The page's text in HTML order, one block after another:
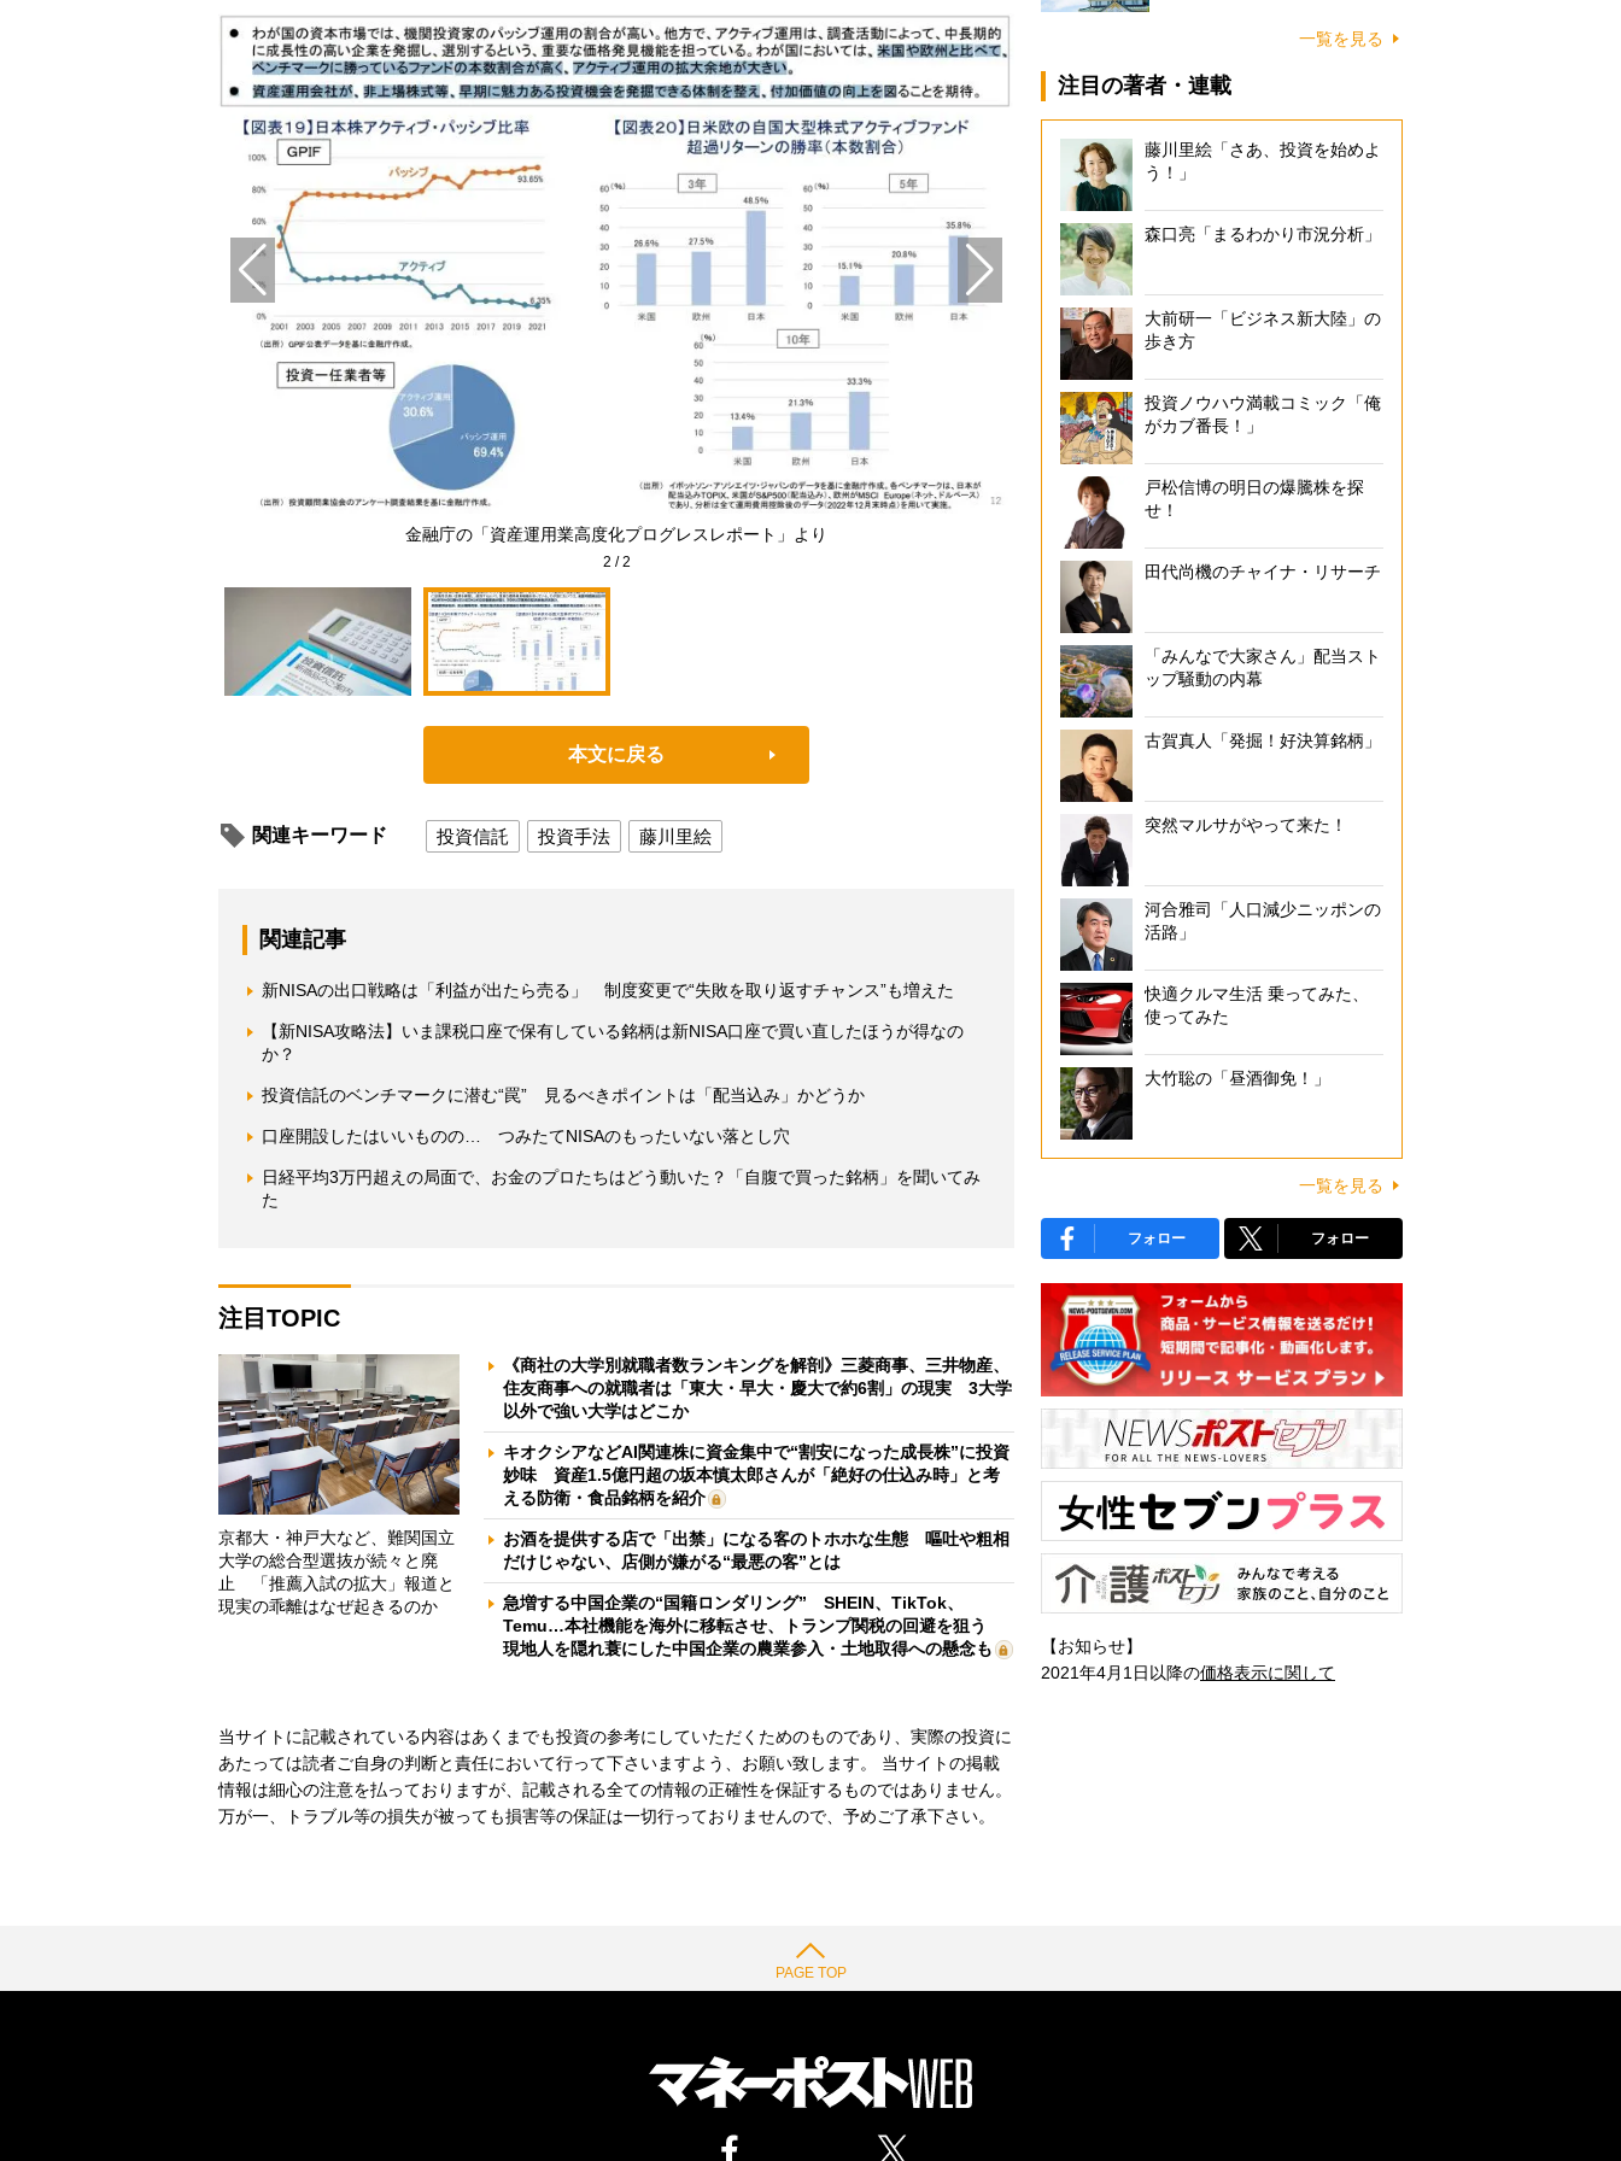
金融庁の「資産運用業高度化プログレスレポート」より
2 /2
本文に戻る
関連キーワード 投資信託 投資手法 藤川里絵
関連記事
新NISAの出口戦略は「利益が出たら売る」 制度変更で“失敗を取り返すチャンス”も増えた
【新NISA攻略法】いま課税口座で保有している銘柄は新NISA口座で買い直したほうが得なの
か？
投資信託のベンチマークに潜む“罠” 見るべきポイントは「配当込み」かどうか
口座開設したはいいものの… つみたてNISAのもったいない落とし穴
日経平均3万円超えの局面で、お金のプロたちはどう動いた？「自腹で買った銘柄」を聞いてみ
た
注目TOPIC
京都大・神戸大など、難関国立
大学の総合型選抜が続々と廃
止 「推薦入試の拡大」報道と
現実の乖離はなぜ起きるのか
《商社の大学別就職者数ランキングを解剖》三菱商事、三井物産、
住友商事への就職者は「東大・早大・慶大で約6割」の現実 3大学
以外で強い大学はどこか
キオクシアなどAI関連株に資金集中で“割安になった成長株”に投資
妙味 資産1.5億円超の坂本慎太郎さんが「絶好の仕込み時」と考
える防衛・食品銘柄を紹介
お酒を提供する店で「出禁」になる客のトホホな生態 嘔吐や粗相
だけじゃない、店側が嫌がる“最悪の客”とは
急増する中国企業の“国籍ロンダリング” SHEIN、TikTok、
Temu…本社機能を海外に移転させ、トランプ関税の回避を狙う
現地人を隠れ蓑にした中国企業の農業参入・土地取得への懸念も
当サイトに記載されている内容はあくまでも投資の参考にしていただくためのものであり、実際の投資に
あたっては読者ご自身の判断と責任において行って下さいますよう、お願い致します。 当サイトの掲載
情報は細心の注意を払っておりますが、記載される全ての情報の正確性を保証するものではありません。
万が一、トラブル等の損失が被っても損害等の保証は一切行っておりませんので、予めご了承下さい。
一覧を見る
注目の著者・連載
藤川里絵「さあ、投資を始めよ
う！」
森口亮「まるわかり市況分析」
大前研一「ビジネス新大陸」の
歩き方
投資ノウハウ満載コミック「俺
がカブ番長！」
戸松信博の明日の爆騰株を探
せ！
田代尚機のチャイナ・リサーチ
「みんなで大家さん」配当スト
ップ騒動の内幕
古賀真人「発掘！好決算銘柄」
突然マルサがやって来た！
河合雅司「人口減少ニッポンの
活路」
快適クルマ生活 乗ってみた、
使ってみた
大竹聡の「昼酒御免！」
一覧を見る
フォロー フォロー
【お知らせ】
2021年4月1日以降の価格表示に関して
PAGE TOP